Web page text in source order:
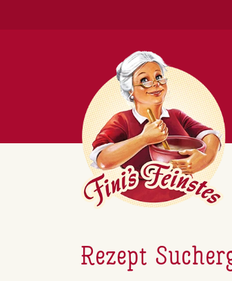
Rezept